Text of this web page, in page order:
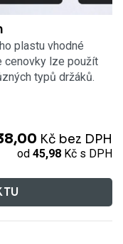
plastu vhodné
cenovky lze použít
typů držáků.
Kč bez DPH
od 45,98 Kč s DPH